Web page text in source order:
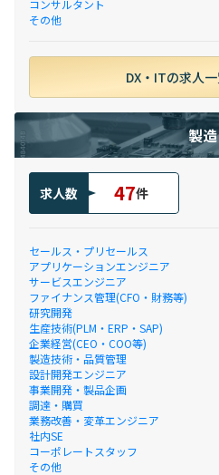
コンサルタント
その他
DX・ITの求人
製造
求人数 47件
セールス・プリセールス
アプリケーションエンジニア
サービスエンジニア
ファイナンス管理(CFO・財務等)
研究開発
生産技術(PLM・ERP・SAP)
企業経営(CEO・COO等)
製造技術・品質管理
設計開発エンジニア
事業開発・製品企画
調達・購買
業務改善・変革エンジニア
社内SE
コーポレートスタッフ
その他